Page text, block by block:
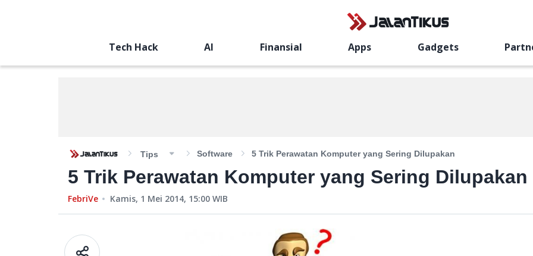
Tech Hack AI Finansial Apps Gadgets
Tips Software 5 Trik Perawatan Komputer yang Sering Dilupakan
5 Trik Perawatan Komputer yang Sering Dilupakan
FebriVe Kamis, 1 Mei 2014, 15:00 WIB